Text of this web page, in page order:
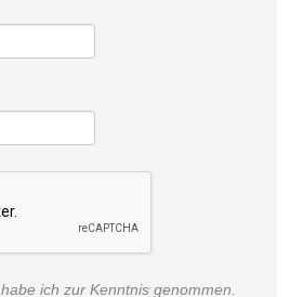
habe ich zur Kenntnis genommen.